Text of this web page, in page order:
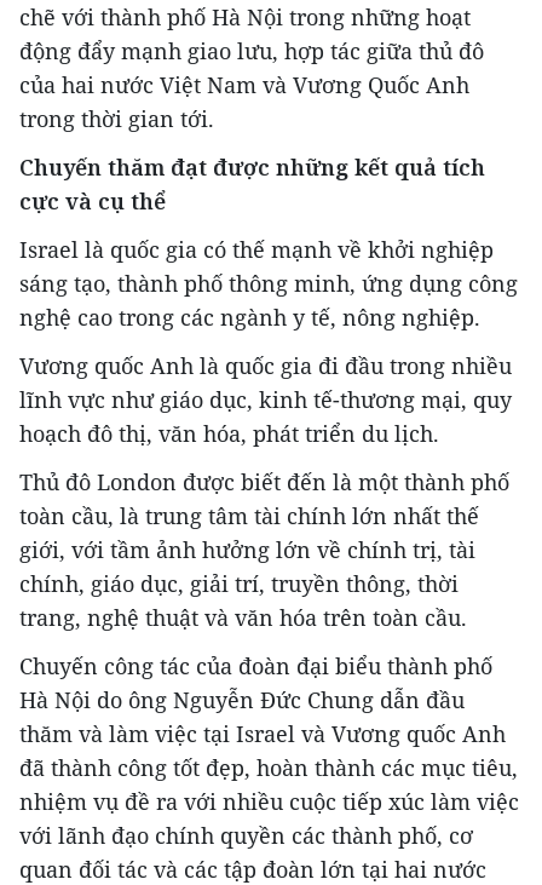
chẽ với thành phố Hà Nội trong những hoạt
động đẩy mạnh giao lưu, hợp tác giữa thủ đô
của hai nước Việt Nam và Vương Quốc Anh
trong thời gian tới.
Chuyến thăm đạt được những kết quả tích
cực và cụ thể
Israel là quốc gia có thế mạnh về khởi nghiệp
sáng tạo, thành phố thông minh, ứng dụng công
nghệ cao trong các ngành y tế, nông nghiệp.
Vương quốc Anh là quốc gia đi đầu trong nhiều
lĩnh vực như giáo dục, kinh tế-thương mại, quy
hoạch đô thị, văn hóa, phát triển du lịch.
Thủ đô London được biết đến là một thành phố
toàn cầu, là trung tâm tài chính lớn nhất thế
giới, với tầm ảnh hưởng lớn về chính trị, tài
chính, giáo dục, giải trí, truyền thông, thời
trang, nghệ thuật và văn hóa trên toàn cầu.
Chuyến công tác của đoàn đại biểu thành phố
Hà Nội do ông Nguyễn Đức Chung dẫn đầu
thăm và làm việc tại Israel và Vương quốc Anh
đã thành công tốt đẹp, hoàn thành các mục tiêu,
nhiệm vụ đề ra với nhiều cuộc tiếp xúc làm việc
với lãnh đạo chính quyền các thành phố, cơ
quan đối tác và các tập đoàn lớn tại hai nước